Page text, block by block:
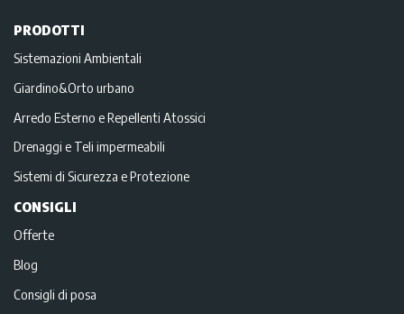
PRODOTTI
Sistemazioni Ambientali
Giardino&Orto urbano
Arredo Esterno e Repellenti Atossici
Drenaggi e Teli impermeabili
Sistemi di Sicurezza e Protezione
CONSIGLI
Offerte
Blog
Consigli di posa